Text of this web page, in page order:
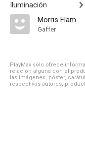
Iluminación
Morris Flam
Gaffer
PlayMax solo ofrece
relación alguna con el
las imágenes, póster,
respectivos autores,